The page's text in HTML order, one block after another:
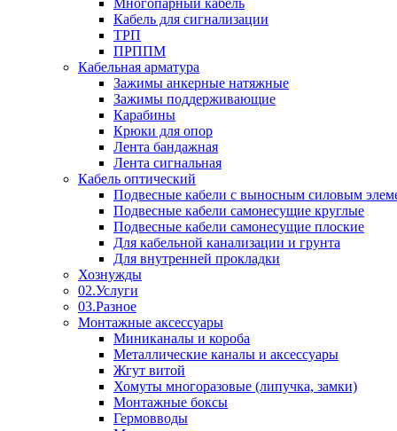
Многопарный кабель
Кабель для сигнализации
ТРП
ПРППМ
Кабельная арматура
Зажимы анкерные натяжные
Зажимы поддерживающие
Карабины
Крюки для опор
Лента бандажная
Лента сигнальная
Кабель оптический
Подвесные кабели с выносным силовым
Подвесные кабели самонесущие круглые
Подвесные кабели самонесущие плоские
Для кабельной канализации и грунта
Для внутренней прокладки
Хознужды
02.Услуги
03.Разное
Монтажные аксессуары
Миниканалы и короба
Металлические каналы и аксессуары
Жгут витой
Хомуты многоразовые (липучка, замки)
Монтажные боксы
Гермовводы